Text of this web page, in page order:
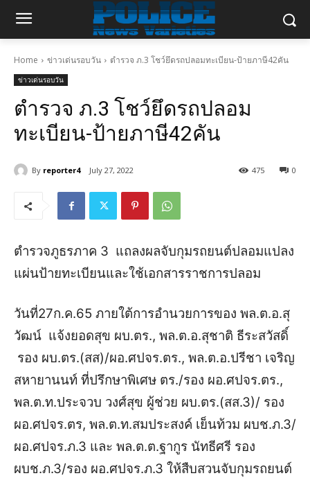
Home ข่าวเด่นรอบวัน ตำรวจ ภ.3 โชว์ยึดรถปลอมทะเบียน-ป้ายภาษี42คัน
ข่าวเด่นรอบวัน
ตำรวจ ภ.3 โชว์ยึดรถปลอม
ทะเบียน-ป้ายภาษี42คัน
By reporter4 July 27, 2022 0
475
ตำรวจภูธรภาค 3 แถลงผลจับกุมรถยนต์ปลอมแปลง
แผ่นป้ายทะเบียนและใช้เอกสารราชการปลอม
วันที่27ก.ค.65 ภายใต้การอำนวยการของ พล.ต.อ.สุ
วัฒน์ แจ้งยอดสุข ผบ.ตร., พล.ต.อ.สุชาติ ธีระสวัสดิ์
รอง ผบ.ตร.(สส)/ผอ.ศปจร.ตร., พล.ต.อ.ปรีชา เจริญ
สหายานนท์ ที่ปรึกษาพิเศษ ตร./รอง ผอ.ศปจร.ตร.,
พล.ต.ท.ประจวบ วงศ์สุข ผู้ช่วย ผบ.ตร.(สส.3)/ รอง
ผอ.ศปจร.ตร, พล.ต.ท.สมประสงค์ เย็นท้วม ผบช.ภ.3/
ผอ.ศปจร.ภ.3 และ พล.ต.ต.ฐากูร นัทธีศรี รอง
ผบช.ภ.3/รอง ผอ.ศปจร.ภ.3 ให้สืบสวนจับกุมรถยนต์